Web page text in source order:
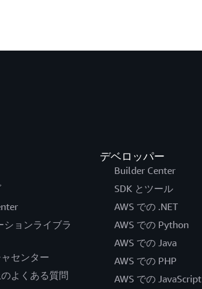
ションライブラ
センター
よくある質問
デベロッパー
Builder Center
SDK とツール
AWS での .NET
AWS での Python
AWS での Java
AWS での PHP
AWS での JavaScript